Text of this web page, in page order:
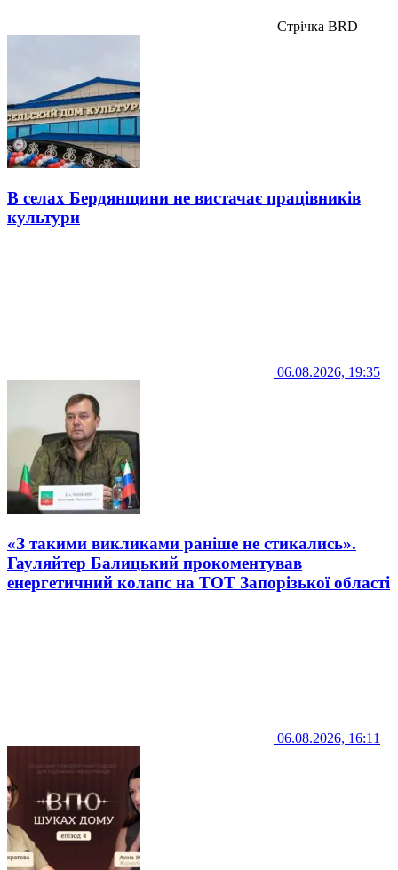
Стрічка BRD
В селах Бердянщини не вистачає працівників
культури
06.08.2026, 19:35
«З такими викликами раніше не стикались».
Гауляйтер Балицький прокоментував
енергетичний колапс на ТОТ Запорізької області
06.08.2026, 16:11